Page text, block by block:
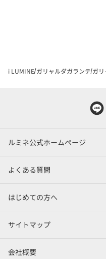
i LUMINE ガリャルダガランテ ガ
ルミネ公式ホームページ
よくある質問
はじめての方へ
サイトマップ
会社概要